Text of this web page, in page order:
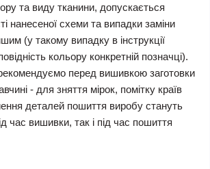
та виду тканини, допускається
нанесеної схеми та випадки заміни
(у такому випадку в інструкції
кольору конкретній позначці).
перед вишивкою заготовки
- для зняття мірок, помітку країв
деталей пошиття виробу стануть
час вишивки, так і під час пошиття